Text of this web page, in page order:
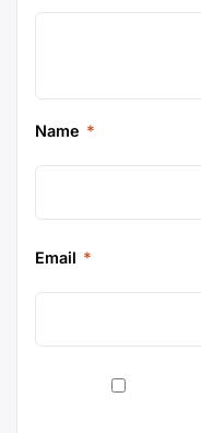
Name *
Email *